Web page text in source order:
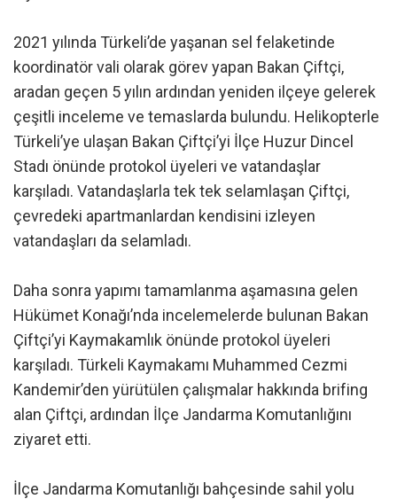
2021 yılında Türkeli’de yaşanan sel felaketinde
koordinatör vali olarak görev yapan Bakan Çiftçi,
aradan geçen 5 yılın ardından yeniden ilçeye gelerek
çeşitli inceleme ve temaslarda bulundu. Helikopterle
Türkeli’ye ulaşan Bakan Çiftçi’yi İlçe Huzur Dincel
Stadı önünde protokol üyeleri ve vatandaşlar
karşıladı. Vatandaşlarla tek tek selamlaşan Çiftçi,
çevredeki apartmanlardan kendisini izleyen
vatandaşları da selamladı.
Daha sonra yapımı tamamlanma aşamasına gelen
Hükümet Konağı’nda incelemelerde bulunan Bakan
Çiftçi’yi Kaymakamlık önünde protokol üyeleri
karşıladı. Türkeli Kaymakamı Muhammed Cezmi
Kandemir’den yürütülen çalışmalar hakkında brifing
alan Çiftçi, ardından İlçe Jandarma Komutanlığını
ziyaret etti.
İlçe Jandarma Komutanlığı bahçesinde sahil yolu